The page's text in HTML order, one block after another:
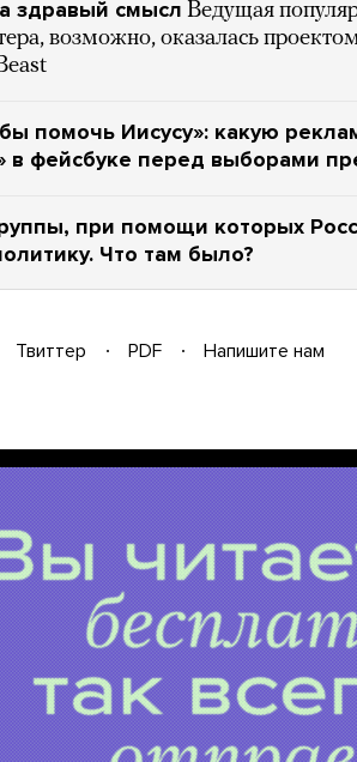
здравый смысл Ведущая
возможно, оказалась
помочь Иисусу»: какую
в фейсбуке перед выборами
при помощи которых
Что там было?
Твиттер PDF
Напишите нам